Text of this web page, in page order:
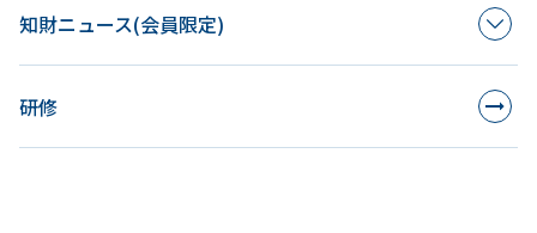
知財ニュース(会員限定)
研修